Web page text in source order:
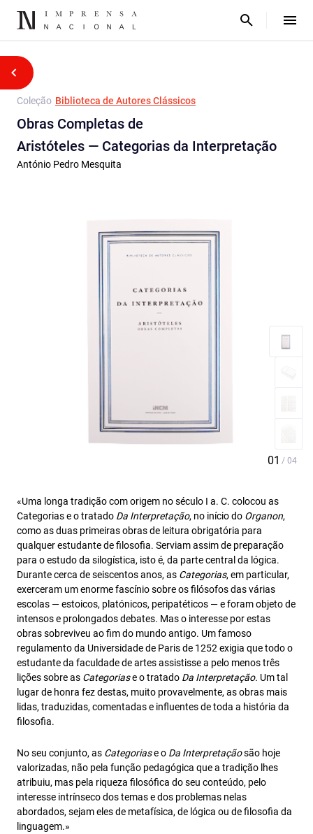
Coleção Biblioteca de Autores Clássicos
Obras Completas de
Aristóteles — Categorias da Interpretação
António Pedro Mesquita
«Uma longa tradição com origem no século I a. C. colocou as
Categorias e o tratado Da Interpretação, no início do Organon,
como as duas primeiras obras de leitura obrigatória para
qualquer estudante de filosofia. Serviam assim de preparação
para o estudo da silogística, isto é, da parte central da lógica.
Durante cerca de seiscentos anos, as Categorias, em particular,
exerceram um enorme fascínio sobre os filósofos das várias
escolas — estoicos, platónicos, peripatéticos — e foram objeto de
intensos e prolongados debates. Mas o interesse por estas
obras sobreviveu ao fim do mundo antigo. Um famoso
regulamento da Universidade de Paris de 1252 exigia que todo o
estudante da faculdade de artes assistisse a pelo menos três
lições sobre as Categoriase o tratado Da Interpretação. Um tal
lugar de honra fez destas, muito provavelmente, as obras mais
lidas, traduzidas, comentadas e influentes de toda a história da
filosofia.
No seu conjunto, as Categoriase o Da Interpretaçãosão hoje
valorizadas, não pela função pedagógica que a tradição lhes
atribuiu, mas pela riqueza filosófica do seu conteúdo, pelo
interesse intrínseco dos temas e dos problemas nelas
abordados, sejam eles de metafísica, de lógica ou de filosofia da
linguagem.»